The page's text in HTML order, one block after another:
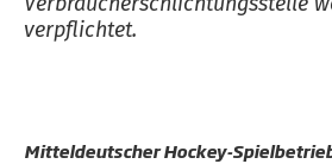
verpflichtet.
Mitteldeutscher Hockey-